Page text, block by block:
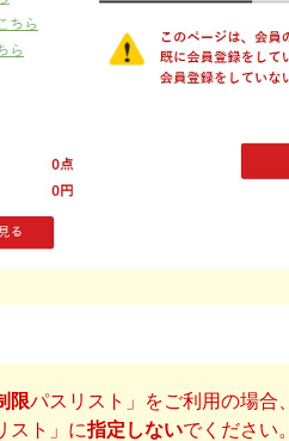
限パスリスト」をご利用の場合
スト」に指定しないでください。